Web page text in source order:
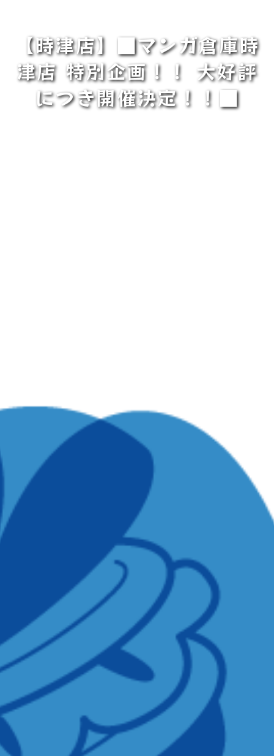
【時津店】■マンガ倉庫時
津店 特別企画！！ 大好評
につき開催決定！！■